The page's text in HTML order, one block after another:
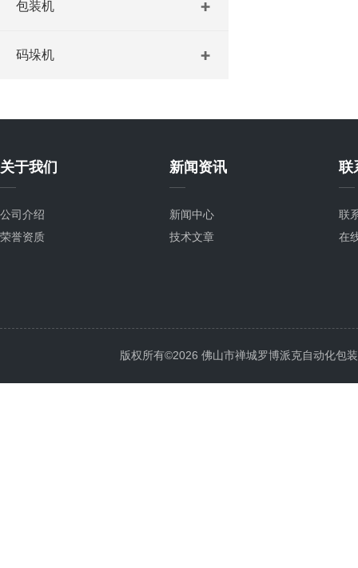
包装机
码垛机
关于我们
公司介绍
荣誉资质
新闻资讯
新闻中心
技术文章
联
联
在
版权所有©2026 佛山市禅城罗博派克自动化